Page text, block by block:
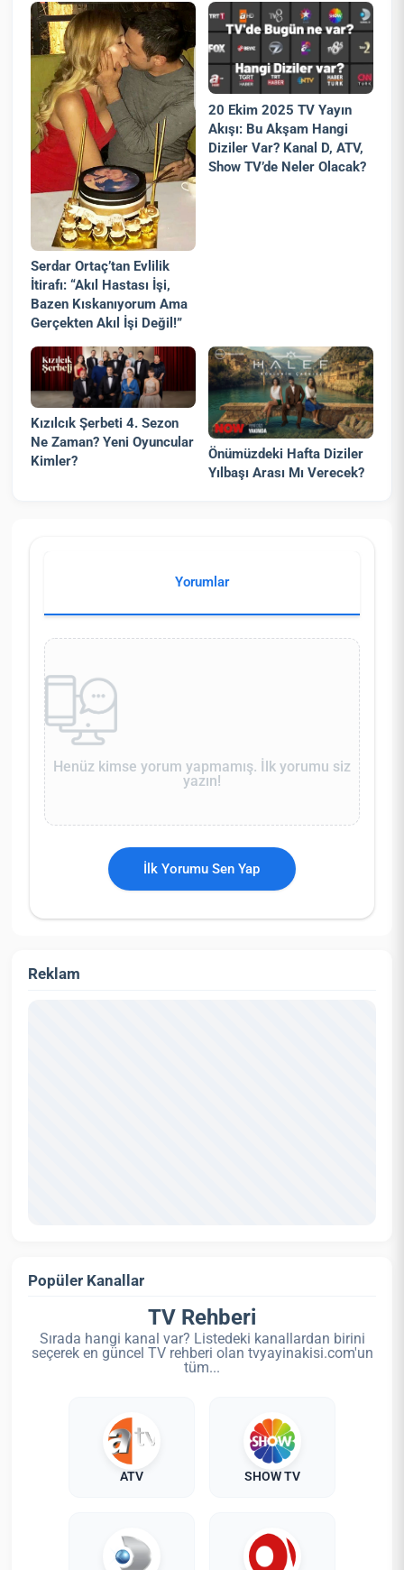
Serdar Ortaç’tan Evlilik
İtirafı: “Akıl Hastası İşi,
Bazen Kıskanıyorum Ama
Gerçekten Akıl İşi Değil!”
20 Ekim 2025 TV Yayın
Akışı: Bu Akşam Hangi
Diziler Var? Kanal D, ATV,
Show TV’de Neler Olacak?
Kızılcık Şerbeti 4. Sezon
Ne Zaman? Yeni Oyuncular
Kimler?
Önümüzdeki Hafta Diziler
Yılbaşı Arası Mı Verecek?
Yorumlar
Henüz kimse yorum yapmamış. İlk yorumu siz
yazın!
İlk Yorumu Sen Yap
Reklam
Popüler Kanallar
TV Rehberi
Sırada hangi kanal var? Listedeki kanallardan birini
seçerek en güncel TV rehberi olan tvyayinakisi.com'un
tüm...
ATV SHOW TV